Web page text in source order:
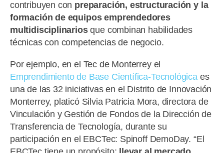
contribuyen con preparación, estructuración y la
formación de equipos emprendedores
multidisciplinariosque combinan habilidades
técnicas con competencias de negocio.
Por ejemplo, en el Tec de Monterrey el
Emprendimiento de Base Científica-Tecnológicaes
una de las 32 iniciativas en el Distrito de Innovación
Monterrey, platicó Silvia Patricia Mora, directora de
Vinculación y Gestión de Fondos de la Dirección de
Transferencia de Tecnología, durante su
participación en el EBCTec: Spinoff DemoDay. “El